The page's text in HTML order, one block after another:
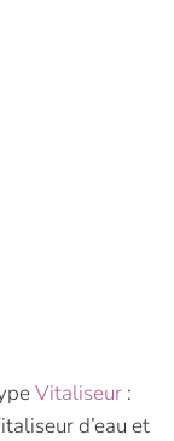
Vitaliseur :
d’eau et